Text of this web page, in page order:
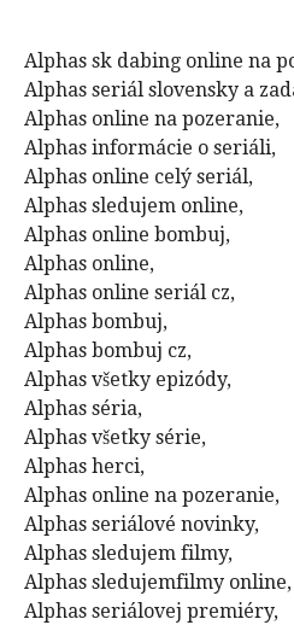
Alphas sk dabing online na
Alphas seriál slovensky a
Alphas online na pozeranie,
Alphas informácie o seriáli,
Alphas online celý seriál,
Alphas sledujem online,
Alphas online bombuj,
Alphas online,
Alphas online seriál cz,
Alphas bombuj,
Alphas bombuj cz,
Alphas všetky epizódy,
Alphas séria,
Alphas všetky série,
Alphas herci,
Alphas online na pozeranie,
Alphas seriálové novinky,
Alphas sledujem filmy,
Alphas sledujemfilmy online,
Alphas seriálovej premiéry,